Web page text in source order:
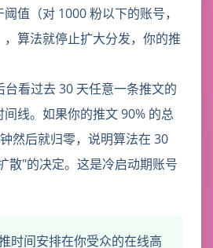
值（对 1000 粉以下的账号，
算法就停止扩大分发，你的推
台看过去 30 天任意一条推文的
线。如果你的推文 90% 的总
然后就归零，说明算法在 30
散"的决定。这是冷启动期账号
时间安排在你受众的在线高